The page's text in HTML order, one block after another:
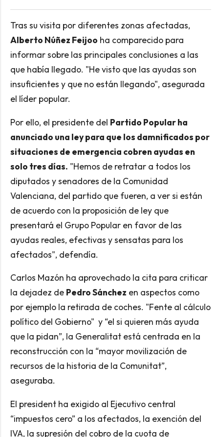
Tras su visita por diferentes zonas afectadas,
Alberto Núñez Feijoo ha comparecido para
informar sobre las principales conclusiones a las
que había llegado. "He visto que las ayudas son
insuficientes y que no están llegando", asegurada
el líder popular.
Por ello, el presidente del Partido Popular ha
anunciado una ley para que los damnificados por
situaciones de emergencia cobren ayudas en
solo tres días. "Hemos de retratar a todos los
diputados y senadores de la Comunidad
Valenciana, del partido que fueren, a ver si están
de acuerdo con la proposición de ley que
presentará el Grupo Popular en favor de las
ayudas reales, efectivas y sensatas para los
afectados", defendía.
Carlos Mazón ha aprovechado la cita para criticar
la dejadez de Pedro Sánchez en aspectos como
por ejemplo la retirada de coches. "Fente al cálculo
político del Gobierno" y “el si quieren más ayuda
que la pidan”, la Generalitat está centrada en la
reconstrucción con la “mayor movilización de
recursos de la historia de la Comunitat”,
aseguraba.
El president ha exigido al Ejecutivo central
“impuestos cero” a los afectados, la exención del
IVA, la supresión del cobro de la cuota de